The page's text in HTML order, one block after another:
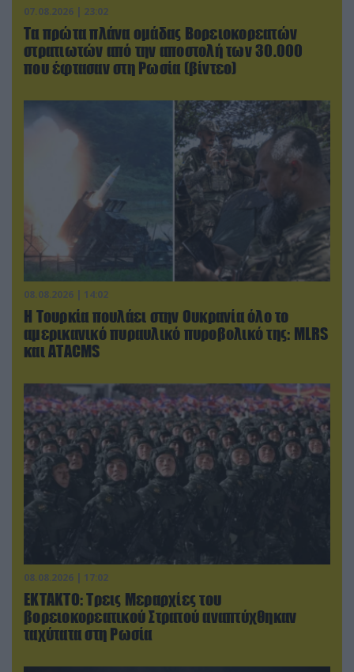
07.08.2026 | 23:02
Τα πρώτα πλάνα ομάδας Βορειοκορεατών
στρατιωτών από την αποστολή των 30.000
που έφτασαν στη Ρωσία (βίντεο)
08.08.2026 | 14:02
Η Τουρκία πουλάει στην Ουκρανία όλο το
αμερικανικό πυραυλικό πυροβολικό της: MLRS
και ΑΤΑCMS
08.08.2026 | 17:02
ΕΚΤΑΚΤΟ: Τρεις Μεραρχίες του
βορειοκορεατικού Στρατού αναπτύχθηκαν
ταχύτατα στη Ρωσία